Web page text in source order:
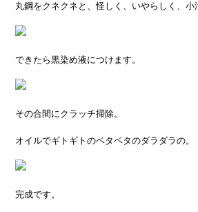
丸鋼をクネクネと、怪しく、いやらしく、小
できたら黒染め液につけます。
その合間にクラッチ掃除。
オイルでギトギトのベタベタのダラダラの。
完成です。